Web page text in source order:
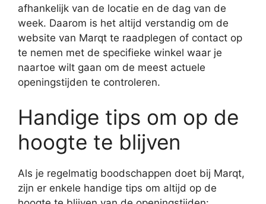
afhankelijk van de locatie en de dag van de
week. Daarom is het altijd verstandig om de
website van Marqt te raadplegen of contact op
te nemen met de specifieke winkel waar je
naartoe wilt gaan om de meest actuele
openingstijden te controleren.
Handige tips om op de
hoogte te blijven
Als je regelmatig boodschappen doet bij Marqt,
zijn er enkele handige tips om altijd op de